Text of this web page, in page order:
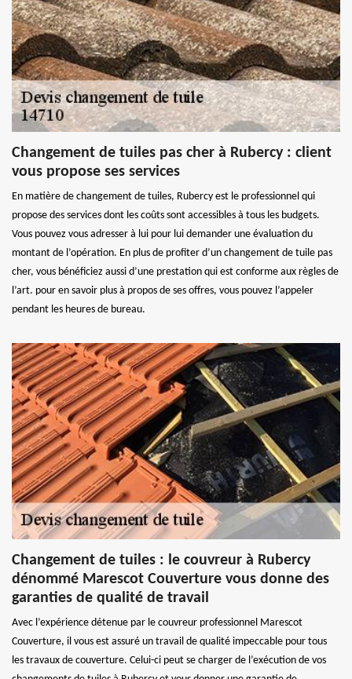
Changement de tuiles pas cher à Rubercy : client
vous propose ses services
En matière de changement de tuiles, Rubercy est le professionnel qui
propose des services dont les coûts sont accessibles à tous les budgets.
Vous pouvez vous adresser à lui pour lui demander une évaluation du
montant de l’opération. En plus de profiter d’un changement de tuile pas
cher, vous bénéficiez aussi d’une prestation qui est conforme aux règles de
l’art. pour en savoir plus à propos de ses offres, vous pouvez l’appeler
pendant les heures de bureau.
Changement de tuiles : le couvreur à Rubercy
dénommé Marescot Couverture vous donne des
garanties de qualité de travail
Avec l’expérience détenue par le couvreur professionnel Marescot
Couverture, il vous est assuré un travail de qualité impeccable pour tous
les travaux de couverture. Celui-ci peut se charger de l’exécution de vos